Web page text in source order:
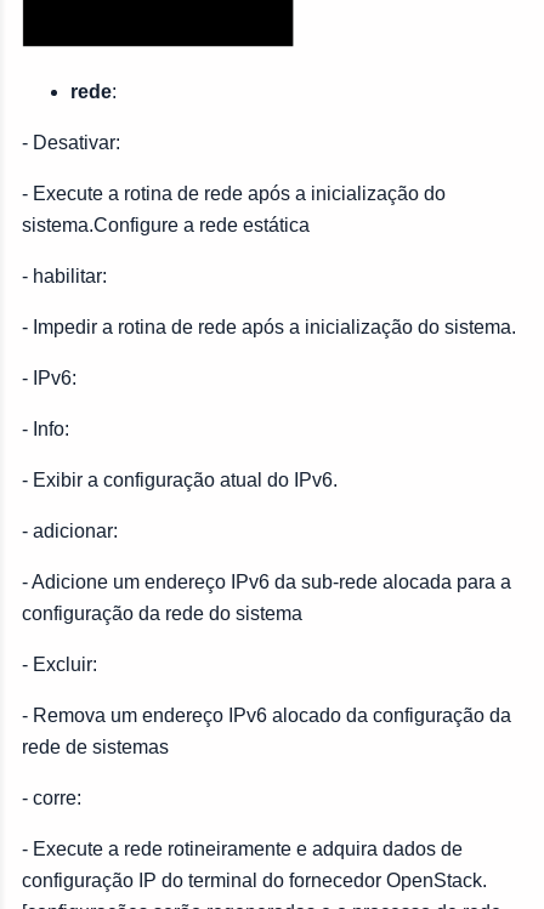
rede:
- Desativar:
- Execute a rotina de rede após a inicialização do
sistema.Configure a rede estática
- habilitar:
- Impedir a rotina de rede após a inicialização do sistema.
- IPv6:
- Info:
- Exibir a configuração atual do IPv6.
- adicionar:
- Adicione um endereço IPv6 da sub-rede alocada para a
configuração da rede do sistema
- Excluir:
- Remova um endereço IPv6 alocado da configuração da
rede de sistemas
- corre:
- Execute a rede rotineiramente e adquira dados de
configuração IP do terminal do fornecedor OpenStack.